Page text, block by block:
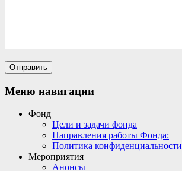
Меню навигации
Фонд
Цели и задачи фонда
Направления работы Фонда:
Политика конфиденциальности
Мероприятия
Анонсы